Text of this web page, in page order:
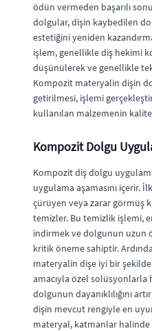
ödün vermeden başarılı
dolgular, dişin kaybedilen
estetiğini yeniden
işlem, genellikle diş hekimi
düşünülerek ve genellikle
Kompozit materyalin dişin
getirilmesi, işlemi
kullanılan malzemenin
Kompozit Dolgu
Kompozit diş dolgu
uygulama aşamasını içerir.
çürüyen veya zarar görmüş
temizler. Bu temizlik işlemi,
indirmek ve dolgunun uzun
kritik öneme sahiptir.
materyalin dişe iyi bir şekilde
amacıyla özel solüsyonlarla
dolgunun dayanıklılığını
dişin mevcut rengiyle en
materyal, katmanlar